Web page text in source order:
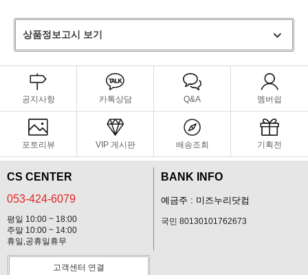
상품정보고시 보기
공지사항 카톡상담 Q&A 멤버쉽
포토리뷰 VIP 게시판 배송조회 기획전
CS CENTER
053-424-6079
평일 10:00 ~ 18:00
주말 10:00 ~ 14:00
휴일,공휴일휴무
BANK INFO
예금주 : 미즈누리닷컴
국민 80130101762673
고객센터 연결